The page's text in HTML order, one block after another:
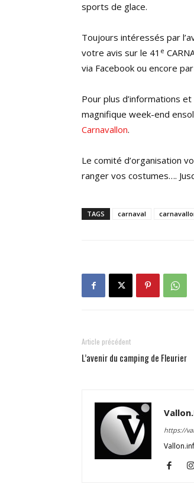
sports de glace.
Toujours intéressés par
votre avis sur le 41 e
via Facebook ou encore
Pour plus d’informations
magnifique week-end
Carnavallon.
Le comité d’organisation
ranger vos costumes….
TAGS carnaval
Article précédent
L’avenir du camping de Fleurier
https://